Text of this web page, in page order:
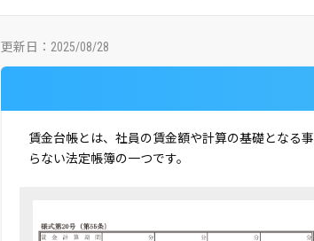
更新日： 2025/08/28
賃金台帳とは、社員の賃金額や計算の基礎となる
らない法定帳簿の一つです。